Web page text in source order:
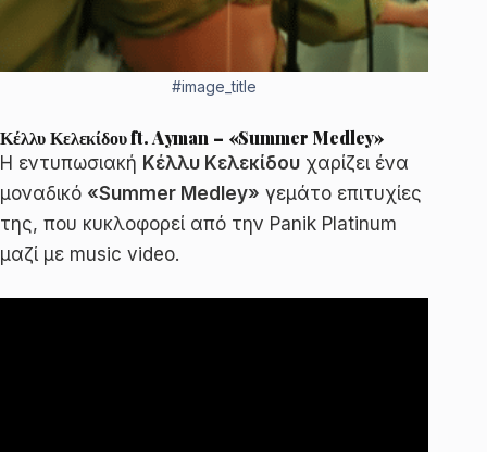
#image_title
Κέλλυ Κελεκίδου ft. Ayman – «Summer Medley»
Η εντυπωσιακή Κέλλυ Κελεκίδου χαρίζει ένα
μοναδικό «Summer Medley» γεμάτο επιτυχίες
της, που κυκλοφορεί από την Panik Platinum
μαζί με music video.